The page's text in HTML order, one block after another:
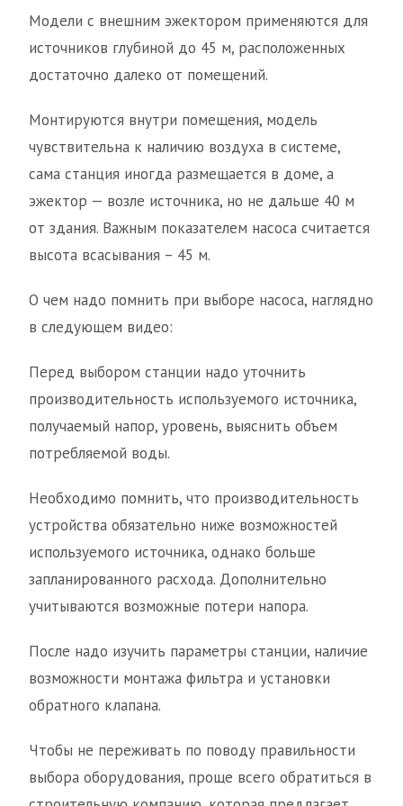
Модели с внешним эжектором применяются для
источников глубиной до 45 м, расположенных
достаточно далеко от помещений.
Монтируются внутри помещения, модель
чувствительна к наличию воздуха в системе,
сама станция иногда размещается в доме, а
эжектор — возле источника, но не дальше 40 м
от здания. Важным показателем насоса считается
высота всасывания – 45 м.
О чем надо помнить при выборе насоса, наглядно
в следующем видео:
Перед выбором станции надо уточнить
производительность используемого источника,
получаемый напор, уровень, выяснить объем
потребляемой воды.
Необходимо помнить, что производительность
устройства обязательно ниже возможностей
используемого источника, однако больше
запланированного расхода. Дополнительно
учитываются возможные потери напора.
После надо изучить параметры станции, наличие
возможности монтажа фильтра и установки
обратного клапана.
Чтобы не переживать по поводу правильности
выбора оборудования, проще всего обратиться в